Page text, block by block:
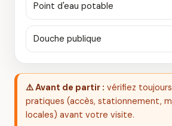
Point d'eau potable
Douche publique
⚠️ Avant de partir : vérifiez
pratiques (accès, stationnement,
locales) avant votre visite.